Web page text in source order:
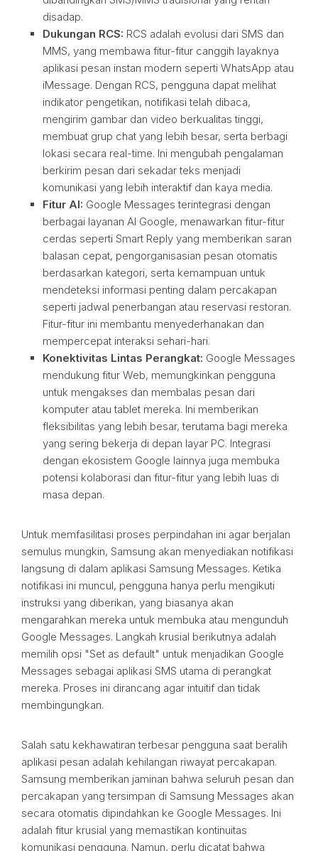
disadap.
Dukungan RCS: RCS adalah evolusi dari SMS dan
MMS, yang membawa fitur-fitur canggih layaknya
aplikasi pesan instan modern seperti WhatsApp atau
iMessage. Dengan RCS, pengguna dapat melihat
indikator pengetikan, notifikasi telah dibaca,
mengirim gambar dan video berkualitas tinggi,
membuat grup chat yang lebih besar, serta berbagi
lokasi secara real-time. Ini mengubah pengalaman
berkirim pesan dari sekadar teks menjadi
komunikasi yang lebih interaktif dan kaya media.
Fitur AI: Google Messages terintegrasi dengan
berbagai layanan AI Google, menawarkan fitur-fitur
cerdas seperti Smart Reply yang memberikan saran
balasan cepat, pengorganisasian pesan otomatis
berdasarkan kategori, serta kemampuan untuk
mendeteksi informasi penting dalam percakapan
seperti jadwal penerbangan atau reservasi restoran.
Fitur-fitur ini membantu menyederhanakan dan
mempercepat interaksi sehari-hari.
Konektivitas Lintas Perangkat: Google Messages
mendukung fitur Web, memungkinkan pengguna
untuk mengakses dan membalas pesan dari
komputer atau tablet mereka. Ini memberikan
fleksibilitas yang lebih besar, terutama bagi mereka
yang sering bekerja di depan layar PC. Integrasi
dengan ekosistem Google lainnya juga membuka
potensi kolaborasi dan fitur-fitur yang lebih luas di
masa depan.
Untuk memfasilitasi proses perpindahan ini agar berjalan
semulus mungkin, Samsung akan menyediakan notifikasi
langsung di dalam aplikasi Samsung Messages. Ketika
notifikasi ini muncul, pengguna hanya perlu mengikuti
instruksi yang diberikan, yang biasanya akan
mengarahkan mereka untuk membuka atau mengunduh
Google Messages. Langkah krusial berikutnya adalah
memilih opsi "Set as default" untuk menjadikan Google
Messages sebagai aplikasi SMS utama di perangkat
mereka. Proses ini dirancang agar intuitif dan tidak
membingungkan.
Salah satu kekhawatiran terbesar pengguna saat beralih
aplikasi pesan adalah kehilangan riwayat percakapan.
Samsung memberikan jaminan bahwa seluruh pesan dan
percakapan yang tersimpan di Samsung Messages akan
secara otomatis dipindahkan ke Google Messages. Ini
adalah fitur krusial yang memastikan kontinuitas
komunikasi pengguna. Namun, perlu dicatat bahwa